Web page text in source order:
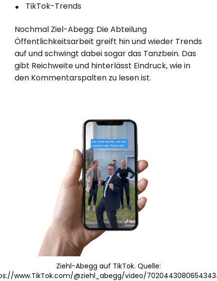
TikTok-Trends
Nochmal Ziel-Abegg: Die Abteilung
Öffentlichkeitsarbeit greift hin und wieder Trends
auf und schwingt dabei sogar das Tanzbein. Das
gibt Reichweite und hinterlässt Eindruck, wie in
den Kommentarspalten zu lesen ist.
Ziehl-Abegg auf TikTok. Quelle:
www.TikTok.com/@ziehl_abegg/video/